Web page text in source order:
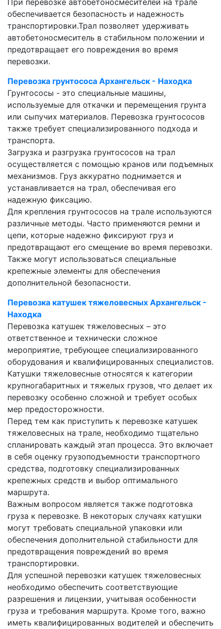
При перевозке автобетоносмесителей на трале
обеспечивается безопасность и надежность
транспортировки.Трал позволяет удерживать
автобетоносмеситель в стабильном положении и
предотвращает его повреждения во время
перевозки.
Перевозка грунтососа Архангельск - Находка
Грунтососы - это специальные машины,
используемые для откачки и перемещения грунта
или сыпучих материалов. Перевозка грунтососов
также требует специализированного подхода и
транспорта.
Загрузка и разгрузка грунтососов на трал
осуществляется с помощью кранов или подъемных
механизмов. Груз аккуратно поднимается и
устанавливается на трал, обеспечивая его
надежную фиксацию.
Для крепления грунтососов на трале используются
различные методы. Часто применяются ремни и
цепи, которые надежно фиксируют груз и
предотвращают его смещение во время перевозки.
Также могут использоваться специальные
крепежные элементы для обеспечения
дополнительной безопасности.
Перевозка катушек тяжеловесных Архангельск -
Находка
Перевозка катушек тяжеловесных – это
ответственное и технически сложное
мероприятие, требующее специализированного
оборудования и квалифицированных специалистов.
Катушки тяжеловесные относятся к категории
крупногабаритных и тяжелых грузов, что делает их
перевозку особенно сложной и требует особых
мер предосторожности.
Перед тем как приступить к перевозке катушек
тяжеловесных на трале, необходимо тщательно
спланировать каждый этап процесса. Это включает
в себя оценку грузоподъемности транспортного
средства, подготовку специализированных
крепежных средств и выбор оптимального
маршрута.
Важным вопросом является также подготовка
груза к перевозке. В некоторых случаях катушки
могут требовать специальной упаковки или
обеспечения дополнительной стабильности для
предотвращения повреждений во время
транспортировки.
Для успешной перевозки катушек тяжеловесных
необходимо обеспечить соответствующие
разрешения и лицензии, учитывая особенности
груза и требования маршрута. Кроме того, важно
иметь квалифицированных водителей и обеспечить